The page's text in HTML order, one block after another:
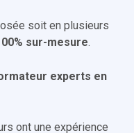
soit en plusieurs
sur-mesure.
experts en
ont une expérience